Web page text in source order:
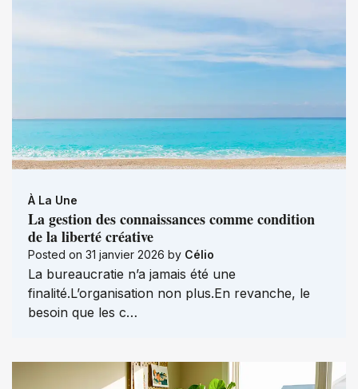
À La Une
La gestion des connaissances comme condition
de la liberté créative
Posted on 31 janvier 2026 by Célio
La bureaucratie n’a jamais été une
finalité.L’organisation non plus.En revanche, le
besoin que les c…